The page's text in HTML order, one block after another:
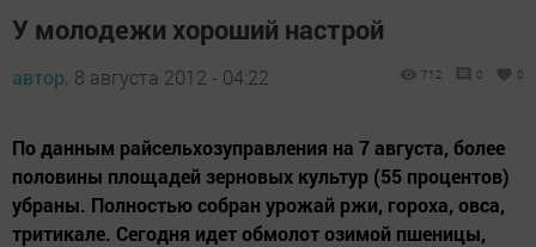
У молодежи хороший настрой
автор, 8 августа 2012 - 04:22 712 0 0
По данным райсельхозуправления на 7 августа, более
половины площадей зерновых культур (55 процентов)
убраны. Полностью собран урожай ржи, гороха, овса,
тритикале. Сегодня идет обмолот озимой пшеницы,